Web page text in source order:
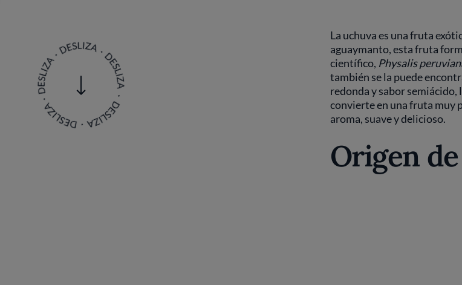
La uchuva es una fruta
aguaymanto, esta fruta
científico, Physalis
también se la puede
redonda y sabor semiácido,
convierte en una fruta muy
aroma, suave y delicioso.
Origen